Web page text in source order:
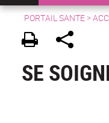
PORTAIL SANTE >
SE